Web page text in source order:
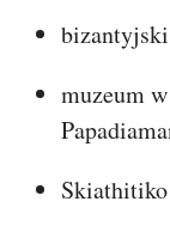
bizantyjski
muzeum